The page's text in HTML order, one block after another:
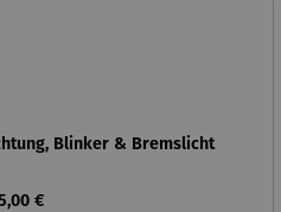
Blinker & Bremslicht
Preis:
€